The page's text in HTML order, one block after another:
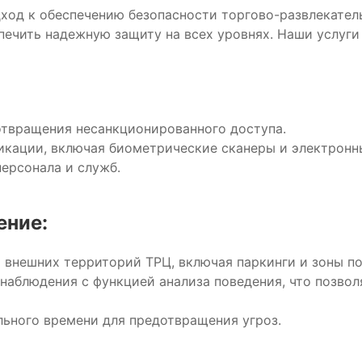
к обеспечению безопасности торгово-
надежную защиту на всех уровнях. Наши
несанкционированного доступа.
включая биометрические сканеры и
и служб.
территорий ТРЦ, включая паркинги и зоны
с функцией анализа поведения, что
времени для предотвращения угроз.